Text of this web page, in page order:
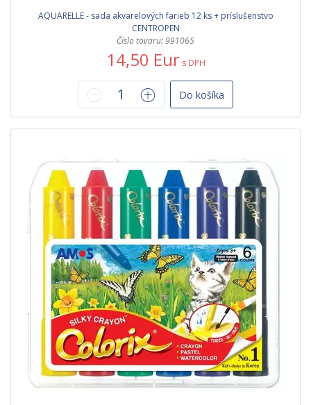
AQUARELLE - sada akvarelových farieb 12 ks + príslušenstvo
CENTROPEN
Číslo tovaru: 991065
14,50 Eur s DPH
Do košíka